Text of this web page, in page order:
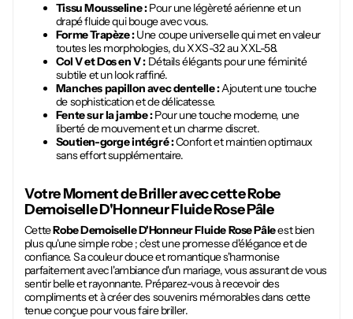
Tissu Mousseline :Pour une légèreté aérienne et un
drapé fluide qui bouge avec vous.
Forme Trapèze :Une coupe universelle qui met en valeur
toutes les morphologies, du XXS-32 au XXL-58.
Col V et Dos en V :Détails élégants pour une féminité
subtile et un look raffiné.
Manches papillon avec dentelle :Ajoutent une touche
de sophistication et de délicatesse.
Fente sur la jambe :Pour une touche moderne, une
liberté de mouvement et un charme discret.
Soutien-gorge intégré :Confort et maintien optimaux
sans effort supplémentaire.
Votre Moment de Briller avec cetteRobe
Demoiselle D'Honneur Fluide Rose Pâle
CetteRobe Demoiselle D'Honneur Fluide Rose Pâleest bien
plus qu'une simple robe ; c'est une promesse d'élégance et de
confiance. Sa couleur douce et romantique s'harmonise
parfaitement avec l'ambiance d'un mariage, vous assurant de vous
sentir belle et rayonnante. Préparez-vous à recevoir des
compliments et à créer des souvenirs mémorables dans cette
tenue conçue pour vous faire briller.